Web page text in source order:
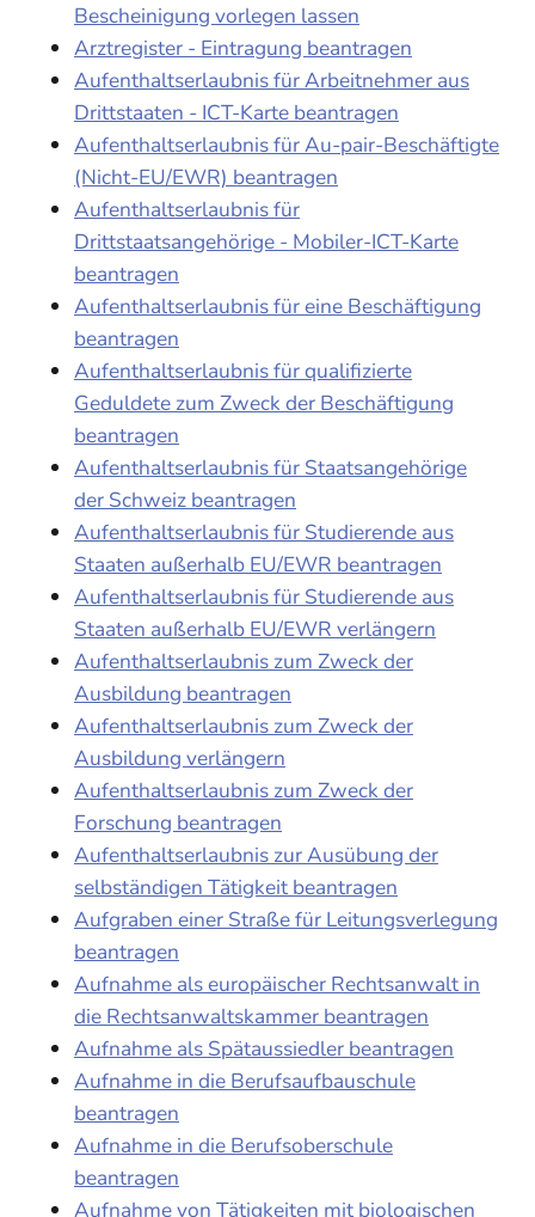
Bescheinigung vorlegen lassen
Arztregister - Eintragung beantragen
Aufenthaltserlaubnis für Arbeitnehmer aus
Drittstaaten - ICT-Karte beantragen
Aufenthaltserlaubnis für Au-pair-Beschäftigte
(Nicht-EU/EWR) beantragen
Aufenthaltserlaubnis für
Drittstaatsangehörige - Mobiler-ICT-Karte
beantragen
Aufenthaltserlaubnis für eine Beschäftigung
beantragen
Aufenthaltserlaubnis für qualifizierte
Geduldete zum Zweck der Beschäftigung
beantragen
Aufenthaltserlaubnis für Staatsangehörige
der Schweiz beantragen
Aufenthaltserlaubnis für Studierende aus
Staaten außerhalb EU/EWR beantragen
Aufenthaltserlaubnis für Studierende aus
Staaten außerhalb EU/EWR verlängern
Aufenthaltserlaubnis zum Zweck der
Ausbildung beantragen
Aufenthaltserlaubnis zum Zweck der
Ausbildung verlängern
Aufenthaltserlaubnis zum Zweck der
Forschung beantragen
Aufenthaltserlaubnis zur Ausübung der
selbständigen Tätigkeit beantragen
Aufgraben einer Straße für Leitungsverlegung
beantragen
Aufnahme als europäischer Rechtsanwalt in
die Rechtsanwaltskammer beantragen
Aufnahme als Spätaussiedler beantragen
Aufnahme in die Berufsaufbauschule
beantragen
Aufnahme in die Berufsoberschule
beantragen
Aufnahme von Tätigkeiten mit biologischen